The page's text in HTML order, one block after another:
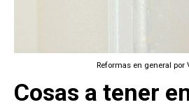
Reformas en general por
Cosas a tener